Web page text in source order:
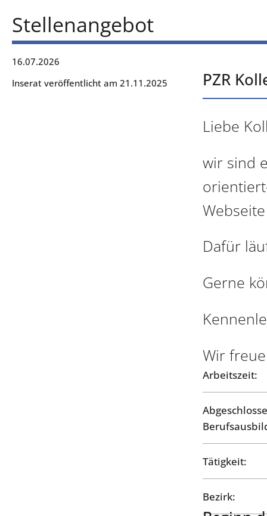
Stellenangebot
16.07.2026
Inserat veröffentlicht am 21.11.2025
PZR
Liebe
wir sind
Dafür
Gerne
Wir
Arbeitszeit:
Tätigkeit:
Bezirk: